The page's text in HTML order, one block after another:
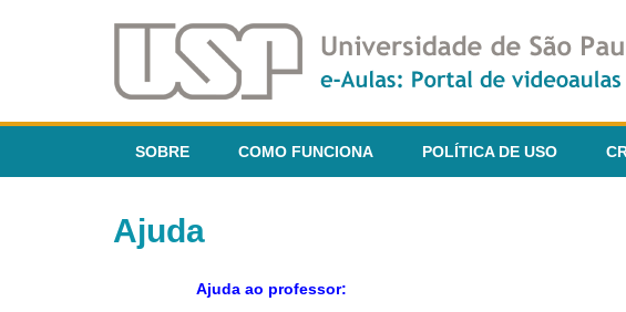
SOBRE COMO FUNCIONA POLÍTICA DE USO
Ajuda
Ajuda ao professor: